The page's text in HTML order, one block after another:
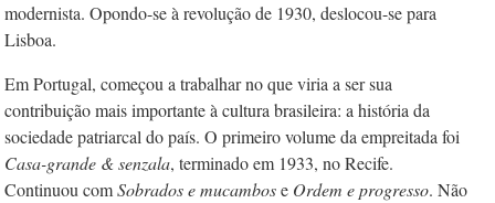
modernista. Opondo-se à revolução de 1930, deslocou-se para
Lisboa.
Em Portugal, começou a trabalhar no que viria a ser sua
contribuição mais importante à cultura brasileira: a história da
sociedade patriarcal do país. O primeiro volume da empreitada foi
Casa-grande &senzala, terminado em 1933, no Recife.
Continuou comSobrados e mucambose Ordem e progresso. Não